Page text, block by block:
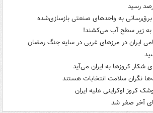
برق‌رسانی به واحدهای صنعتی بازسازی‌شده
به زیر سطح آب می‌کشند!
ایران در مرزهای غربی در سایه جنگ رمضان
شکار کروزها به ایران می‌آید
کروز اوکراینی علیه ایران
آخر صفر شد